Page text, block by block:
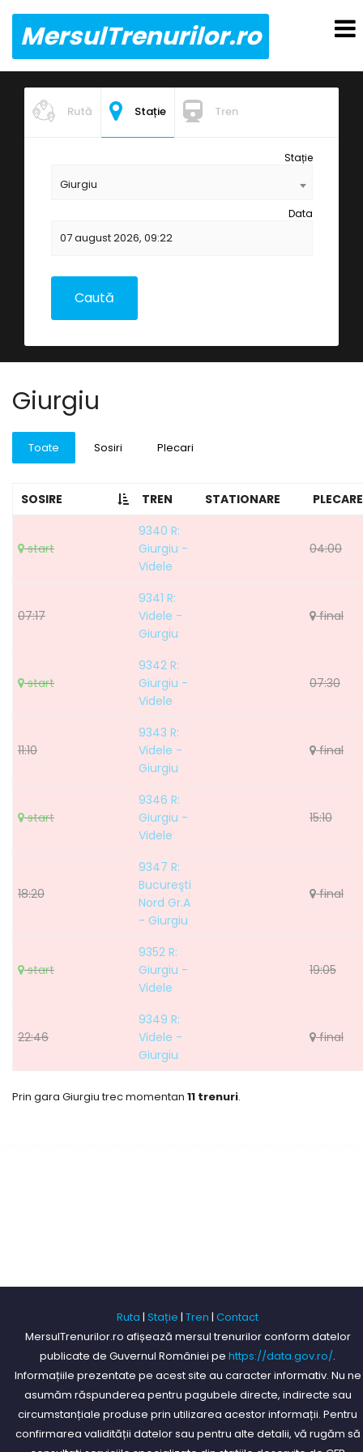
MersulTrenurilor.ro
Rută Stație Tren
Stație
Giurgiu
Data
Giurgiu
Toate Sosiri Plecari
SOSIRE TREN STATIONARE PLECARE
start
9340 R:
Giurgiu -
Videle
04:00
07:17
9341 R:
Videle -
Giurgiu
final
start
9342 R:
Giurgiu -
Videle
07:30
11:10
9343 R:
Videle -
Giurgiu
final
start
9346 R:
Giurgiu -
Videle
15:10
18:20
9347 R:
Bucureşti
Nord Gr.A
- Giurgiu
final
start
9352 R:
Giurgiu -
Videle
19:05
22:46
9349 R:
Videle -
Giurgiu
final
Prin gara Giurgiu trec momentan 11 trenuri.
Ruta | Stație | Tren | Contact
MersulTrenurilor.ro afișează mersul trenurilor conform datelor
publicate de Guvernul României pe https://data.gov.ro/.
Informațiile prezentate pe acest site au caracter informativ. Nu ne
asumăm răspunderea pentru pagubele directe, indirecte sau
circumstanțiale produse prin utilizarea acestor informații. Pentru
confirmarea validității datelor sau pentru alte detalii, vă rugăm să